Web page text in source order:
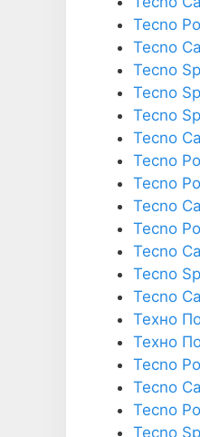
Tecno
Tecno
Tecno
Tecno
Tecno
Tecno
Tecno
Tecno
Tecno
Tecno
Tecno
Tecno
Tecno
Техно
Техно
Tecno
Tecno
Tecno
Tecno